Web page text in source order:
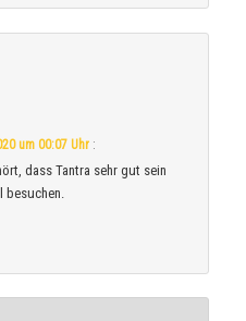
um 00:07 Uhr :
dass Tantra sehr gut sein